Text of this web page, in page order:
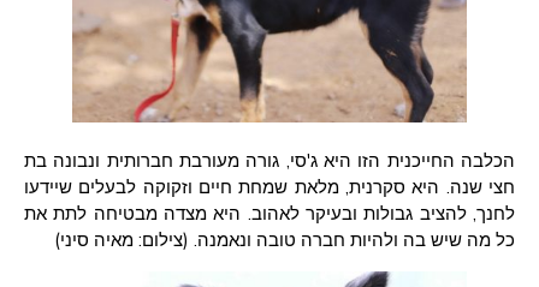
הכלבה החייכנית הזו היא ג'סי, גורה מעורבת חברותית ונבונה בת
חצי שנה. היא סקרנית, מלאת שמחת חיים וזקוקה לבעלים שיידעו
לחנך, להציב גבולות ובעיקר לאהוב. היא מצדה מבטיחה לתת את
כל מה שיש בה ולהיות חברה טובה ונאמנה. (צילום: מאיה סיני)